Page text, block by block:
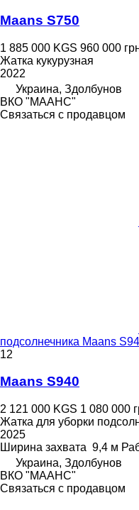
Maans S750
1 885 000 KGS 960 000
Жатка кукурузная
2022
Украина, Здолбунов
ВКО "МААНС"
Связаться с продавцом
подсолнечника Maans
12
Maans S940
2 121 000 KGS 1 080 000
Жатка для уборки
2025
Ширина захвата 9,4 м
Украина, Здолбунов
ВКО "МААНС"
Связаться с продавцом